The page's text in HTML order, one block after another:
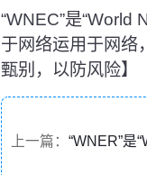
“WNEC”是“World
于网络运用于网络
甄别，以防风险】
上一篇： “WNER”是